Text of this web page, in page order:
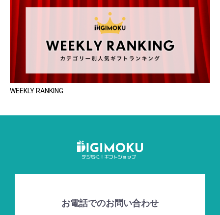
WEEKLY RANKING
お電話でのお問い合わせ